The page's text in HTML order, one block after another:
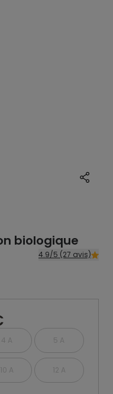
biologique
4.9/5 (27 avis)
4 A 5 A
10 A 12 A